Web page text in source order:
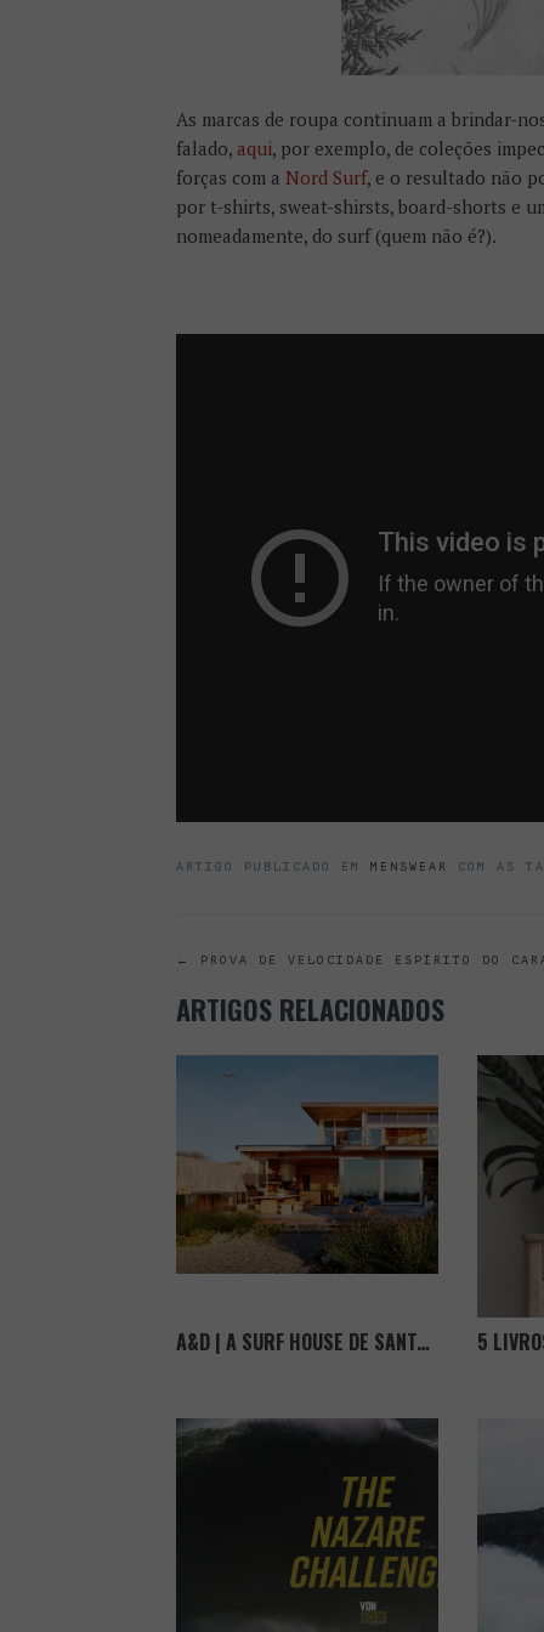
As marcas de roupa continuam a brindar-
falado, aqui, por exemplo, de coleções
forças com a Nord Surf, e o resultado não
por t-shirts, sweat-shirsts, board-shorts e
nomeadamente, do surf (quem não é?).
ARTIGO PUBLICADO EM MENSWEAR COM AS
POST
NAVIGATION
← PROVA DE VELOCIDADE ESPÍRITO DO
ARTIGOS RELACIONADOS
A&D | A SURF HOUSE DE SANTA CRUZ